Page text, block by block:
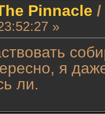
Pinnacle /
»
я
ли.